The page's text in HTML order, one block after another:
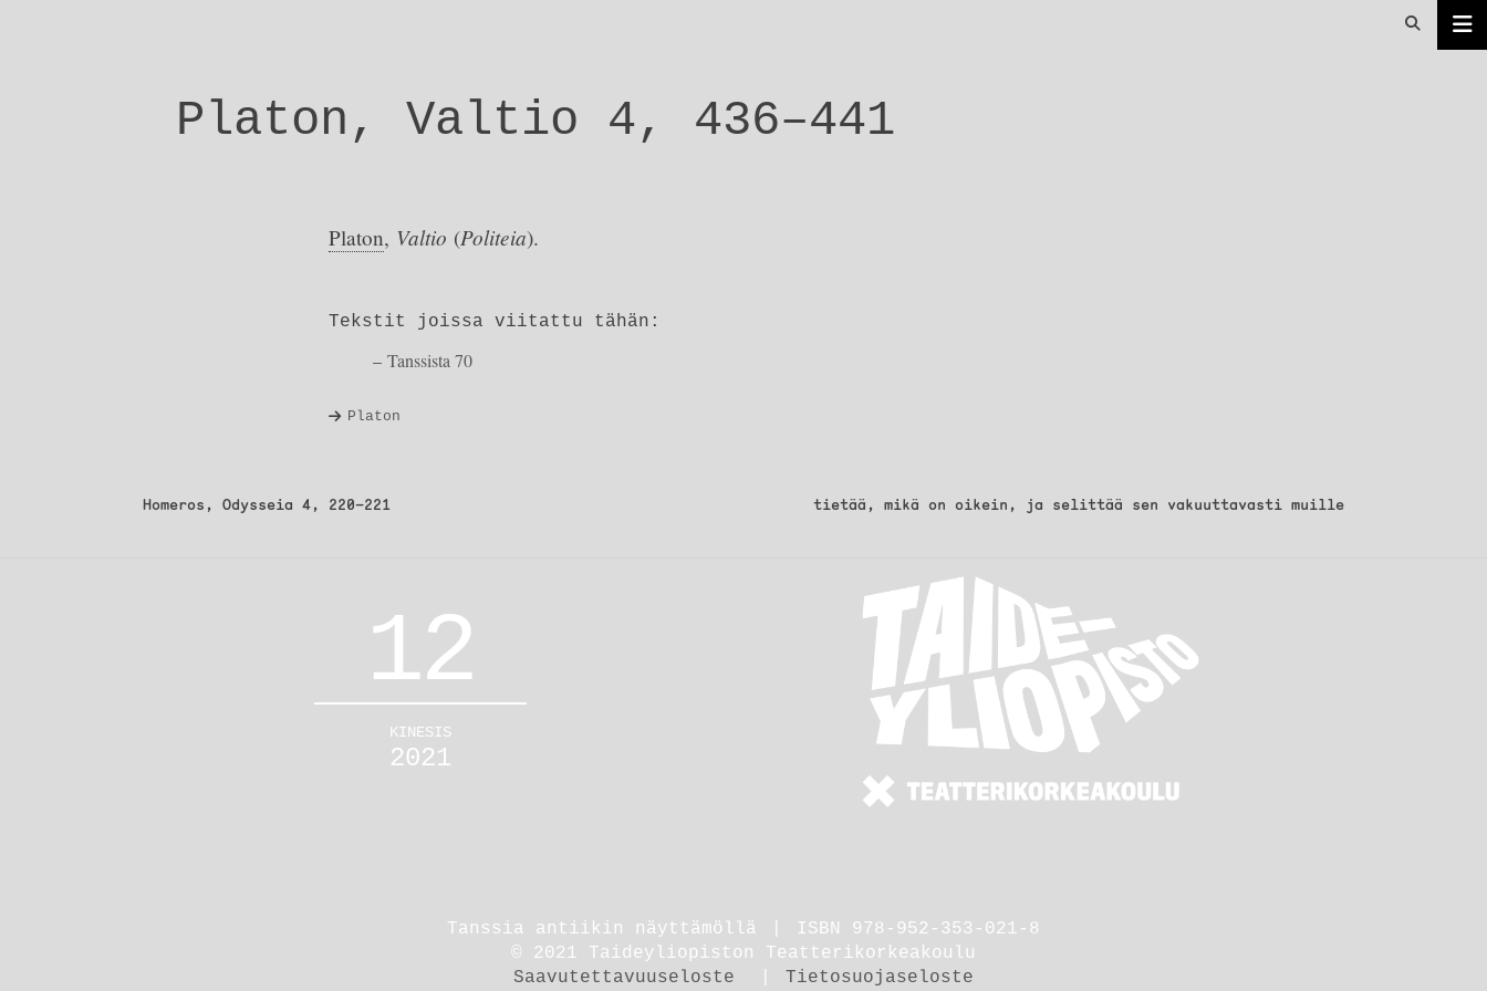
Platon, Valtio 4, 436–441
Platon, Valtio (Politeia).
Tekstit joissa viitattu tähän:
Tanssista 70
Platon
Artikkelien
tietää, mikä on oikein, ja selittää sen vakuuttavasti muille
Homeros, Odysseia 4, 220–221
12
KINESIS
2021
Tanssia antiikin näyttämöllä
ISBN 978-952-353-021-8
© 2021 Taideyliopiston Teatterikorkeakoulu
Saavutettavuuseloste
Tietosuojaseloste